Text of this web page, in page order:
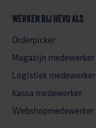
WERKEN BIJ HEVU ALS
Orderpicker
Magazijn medewerker
Logistiek medewerker
Kassa medewerker
Webshopmedewerker